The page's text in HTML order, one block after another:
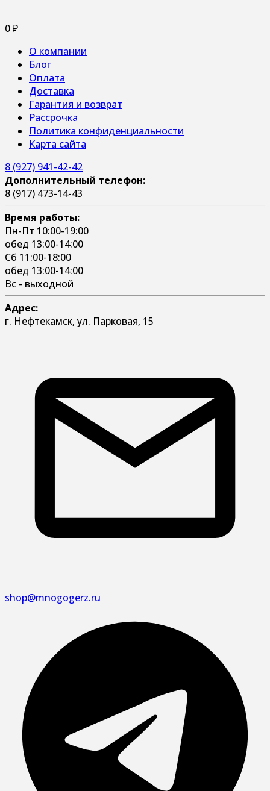
0₽
О компании
Блог
Оплата
Доставка
Гарантия и возврат
Рассрочка
Политика конфиденциальности
Карта сайта
8 (927) 941-42-42
Дополнительный телефон:
8 (917) 473-14-43
Время работы:
Пн-Пт 10:00-19:00
обед 13:00-14:00
Сб 11:00-18:00
обед 13:00-14:00
Вс - выходной
Адрес:
г. Нефтекамск, ул. Парковая, 15
shop@mnogogerz.ru